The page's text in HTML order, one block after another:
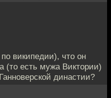
википедии), что он
(то есть мужа Виктории)
династии?